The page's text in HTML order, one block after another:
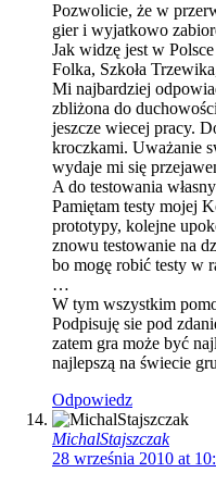
Pozwolicie, że w
gier i wyjatkowo
Jak widzę jest w
Folka, Szkoła
Mi najbardziej
zbliżona do
jeszcze wiecej pracy.
kroczkami. Uważanie
wydaje mi się
A do testowania
Pamiętam testy mojej
prototypy, kolejne
znowu testowanie na
bo mogę robić testy w
…
W tym wszystkim
Podpisuję sie pod
zatem gra może być
najlepszą na świecie
Odpowiedz
MichalStajszczak
28 września 2010 at